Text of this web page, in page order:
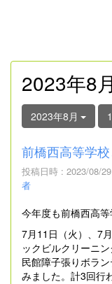
2023年8
2023年8月
前橋西高等学
投稿日時 : 2023/08/29
者
今年度も前橋西高等
7月11日（火）、7
ックビルクリーニ
民館障子張りボラ
みました。計3回行